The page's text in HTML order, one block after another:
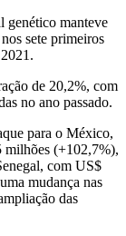
genético manteve
sete primeiros
de 20,2%, com
no ano passado.
para o México,
milhões (+102,7%),
com US$
mudança nas
das